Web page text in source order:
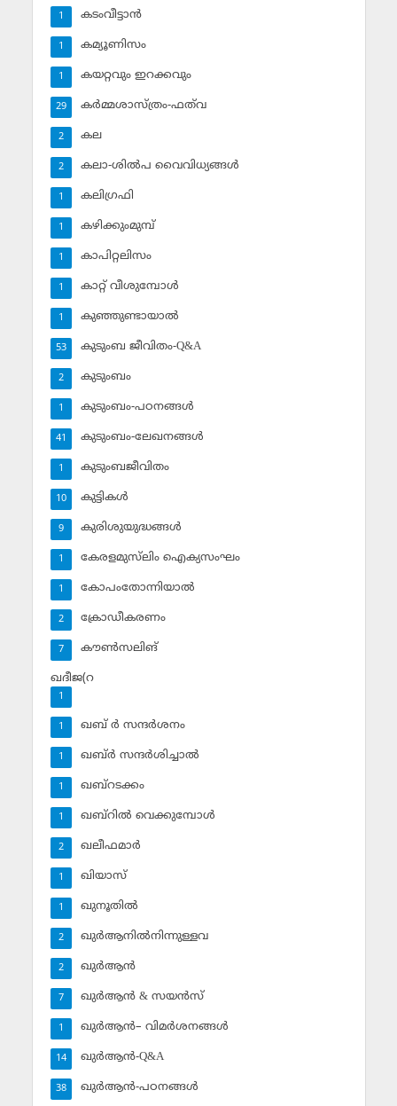
കടംവീട്ടാന്‍
1
കമ്യൂണിസം
1
കയറ്റവും ഇറക്കവും
1
കര്‍മ്മശാസ്ത്രം-ഫത്‌വ
29
കല
2
കലാ-ശില്‍പ വൈവിധ്യങ്ങള്‍
2
കലിഗ്രഫി
1
കഴിക്കുംമുമ്പ്
1
കാപിറ്റലിസം
1
കാറ്റ് വീശുമ്പോള്‍
1
കുഞ്ഞുണ്ടായാല്‍
1
കുടുംബ ജീവിതം-Q&A
53
കുടുംബം
2
കുടുംബം-പഠനങ്ങള്‍
1
കുടുംബം-ലേഖനങ്ങള്‍
41
കുടുംബജീവിതം
1
കുട്ടികള്‍
10
കുരിശുയുദ്ധങ്ങള്‍
9
കേരളമുസ്‌ലിം ഐക്യസംഘം
1
കോപംതോന്നിയാല്‍
1
ക്രോഡീകരണം
2
കൗണ്‍സലിങ്‌
7
ഖദീജ(റ
1
ഖബ് ര്‍ സന്ദര്‍ശനം
1
ഖബ്ര്‍ സന്ദര്‍ശിച്ചാല്‍
1
ഖബ്‌റടക്കം
1
ഖബ്‌റില്‍ വെക്കുമ്പോള്‍
1
ഖലീഫമാര്‍
2
ഖിയാസ്
1
ഖുനൂതില്‍
1
ഖുര്‍ആനില്‍നിന്നുള്ളവ
2
ഖുര്‍ആന്‍
2
ഖുര്‍ആന്‍ & സയന്‍സ്‌
7
ഖുര്‍ആന്‍– വിമര്‍ശനങ്ങള്‍
1
ഖുര്‍ആന്‍-Q&A
14
ഖുര്‍ആന്‍-പഠനങ്ങള്‍
38